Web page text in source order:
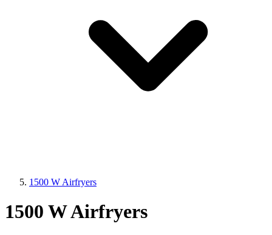
1500 W Airfryers
1500 W Airfryers